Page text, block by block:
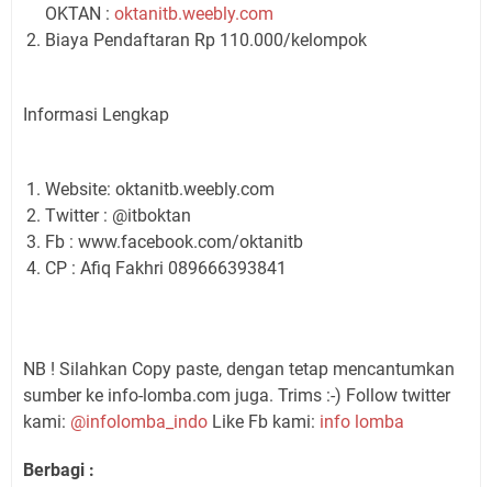
OKTAN : oktanitb.weebly.com
Biaya Pendaftaran Rp 110.000/kelompok
Informasi Lengkap
Website: oktanitb.weebly.com
Twitter : @itboktan
Fb : www.facebook.com/oktanitb
CP : Afiq Fakhri 089666393841
NB ! Silahkan Copy paste, dengan tetap mencantumkan
sumber ke info-lomba.com juga. Trims :-) Follow twitter
kami: @infolomba_indo Like Fb kami: info lomba
Berbagi :